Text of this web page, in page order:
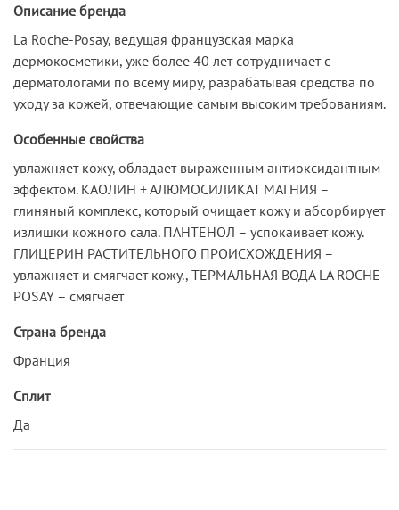
Описание бренда
La Roche-Posay, ведущая французская марка
дермокосметики, уже более 40 лет сотрудничает c
дерматологами по всему миру, разрабатывая средства по
уходу за кожей, отвечающие самым высоким требованиям.
Особенные свойства
увлажняет кожу, обладает выраженным антиоксидантным
эффектом. КАОЛИН + АЛЮМОСИЛИКАТ МАГНИЯ –
глиняный комплекс, который очищает кожу и абсорбирует
излишки кожного сала. ПАНТЕНОЛ – успокаивает кожу.
ГЛИЦЕРИН РАСТИТЕЛЬНОГО ПРОИСХОЖДЕНИЯ –
увлажняет и смягчает кожу., ТЕРМАЛЬНАЯ ВОДА LA ROCHE-
POSAY – смягчает
Страна бренда
Франция
Сплит
Да